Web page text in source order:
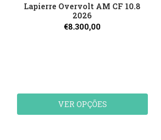
Lapierre Overvolt AM CF 10.8
2026
€8.300,00
VER OPÇÕES